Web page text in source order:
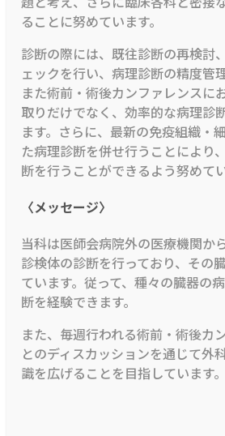
ることに努めています。
診断の際には、既往診断の再検討
ェックを行い、病理診断の精度管
また術前・術後カンファレンスに
取りだけでなく、効率的な病理診
ます。さらに、最新の免疫組織・
た病理診断を併せ行うことにより
断を行うことができるよう努めてい
〈メッセージ〉
当科は医師会病院外の医療機関か
診検体の診断を行っており、その
ています。従って、種々の臓器の
断を経験できます。
また、毎週行われる術前・術後カ
とのディスカッションを通じて外
識を広げることを目指しています。